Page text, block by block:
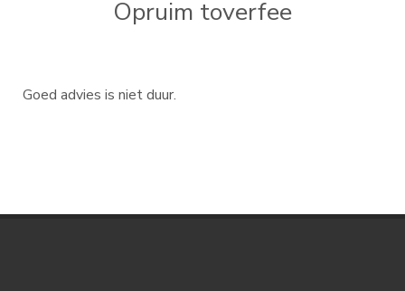
Opruim toverfee
Goed advies is niet duur.